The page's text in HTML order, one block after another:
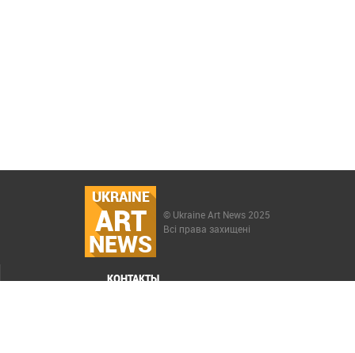
UKRAINE
ART
NEWS
© Ukraine Art News 2025
Всі права захищені
КОНТАКТЫ